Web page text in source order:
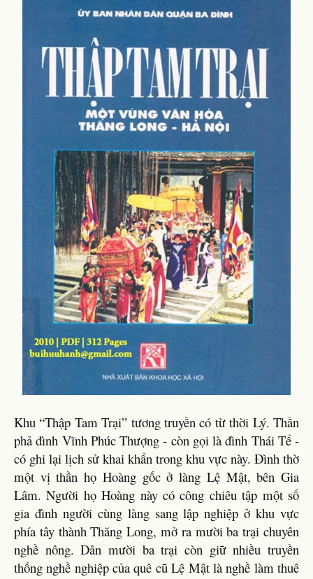
Khu “Thập Tam Trại” tương truyền có từ thời Lý. Thần
phả đình Vĩnh Phúc Thượng - còn gọi là đình Thái Tể -
có ghi lại lịch sử khai khẩn trong khu vực này. Đình thờ
một vị thần họ Hoàng gốc ở làng Lệ Mật, bên Gia
Lâm. Người họ Hoàng này có công chiêu tập một số
gia đình người cùng làng sang lập nghiệp ở khu vực
phía tây thành Thăng Long, mở ra mười ba trại chuyên
nghề nông. Dân mười ba trại còn giữ nhiều truyền
thống nghề nghiệp của quê cũ Lệ Mật là nghề làm thuê